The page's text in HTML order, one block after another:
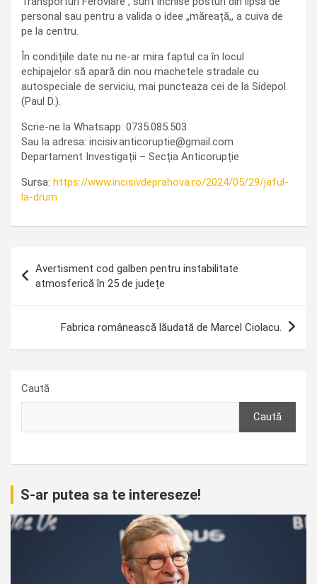
personal sau pentru a valida o idee „măreață,, a cuiva de
pe la centru.
În condițiile date nu ne-ar mira faptul ca în locul
echipajelor să apară din nou machetele stradale cu
autospeciale de serviciu, mai puncteaza cei de la Sidepol.
(Paul D.).
Scrie-ne la Whatsapp: 0735.085.503
Sau la adresa: incisiv.anticoruptie@gmail.com
Departament Investigații – Secția Anticorupție
Sursa: https://www.incisivdeprahova.ro/2024/05/29/jaful-
la-drum
în
articole
Avertisment cod galben pentru instabilitate
atmosferică în 25 de județe
Fabrica românească lăudată de Marcel Ciolacu.
Caută
Caută
S-ar putea sa te intereseze!